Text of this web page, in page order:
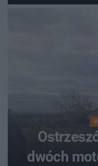
dwóch